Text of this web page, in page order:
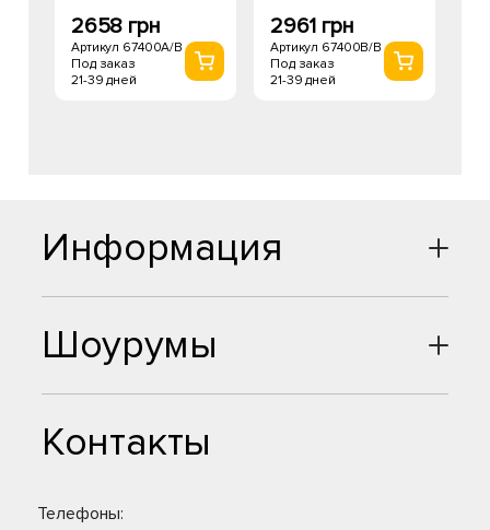
2658 грн
Артикул 67400A/B
Под заказ
21-39 дней
2961 грн
Артикул 67400B/B
Под заказ
21-39 дней
Шоурумы
Контакты
Телефоны:
Информация